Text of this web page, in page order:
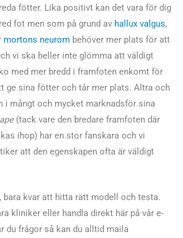
fötter. Lika positivt kan det vara för dig
fot men som på grund av hallux valgus,
mortons neurom behöver mer plats för att
vi ska heller inte glömma att väldigt
med mer bredd i framfoten enkomt för
ge sina fötter och tår mer plats. Altra och
i mångt och mycket marknadsför sina
(tack vare den bredare framfoten där
ihop) har en stor fanskara och vi
att den egenskapen ofta är väldigt
bara kvar att hitta rätt modell och testa.
kliniker eller handla direkt här på vår e-
du frågor så kan du alltid maila